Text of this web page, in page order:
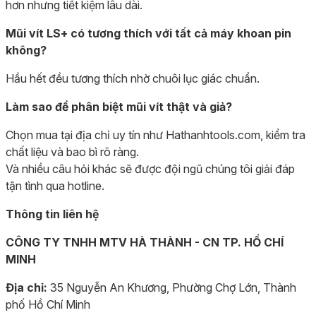
hơn nhưng tiết kiệm lâu dài.
Mũi vít LS+ có tương thích với tất cả máy khoan pin
không?
Hầu hết đều tương thích nhờ chuôi lục giác chuẩn.
Làm sao để phân biệt mũi vít thật và giả?
Chọn mua tại địa chỉ uy tín như Hathanhtools.com, kiểm tra
chất liệu và bao bì rõ ràng.
Và nhiều câu hỏi khác sẽ được đội ngũ chúng tôi giải đáp
tận tình qua hotline.
Thông tin liên hệ
CÔNG TY TNHH MTV HÀ THÀNH - CN TP. HỒ CHÍ
MINH
Địa chỉ: 35 Nguyễn An Khương, Phường Chợ Lớn, Thành
phố Hồ Chí Minh